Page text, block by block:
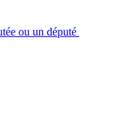
ou un député